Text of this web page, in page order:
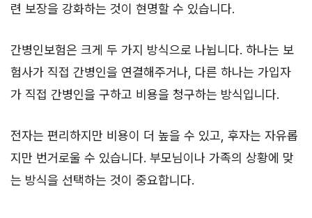
련 보장을 강화하는 것이 현명할 수 있습니다.
간병인보험은 크게 두 가지 방식으로 나뉩니다. 하나는 보
험사가 직접 간병인을 연결해주거나, 다른 하나는 가입자
가 직접 간병인을 구하고 비용을 청구하는 방식입니다.
전자는 편리하지만 비용이 더 높을 수 있고, 후자는 자유롭
지만 번거로울 수 있습니다. 부모님이나 가족의 상황에 맞
는 방식을 선택하는 것이 중요합니다.